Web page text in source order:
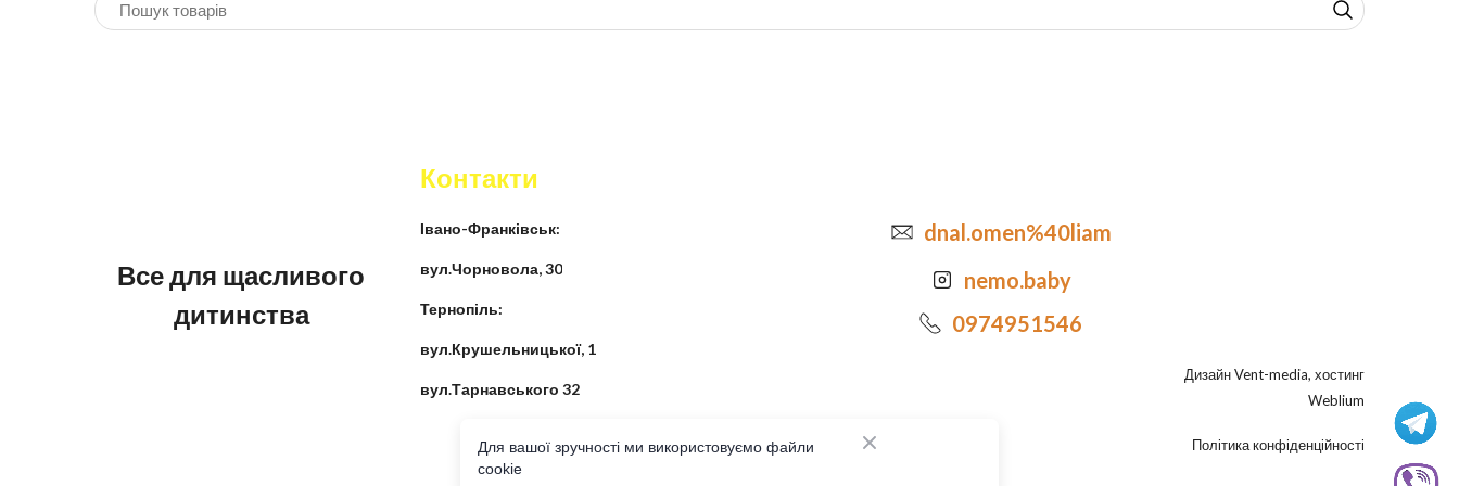
Все для щасливого
дитинства
Контакти
Івано-Франківськ:
вул.Чорновола, 30
Тернопіль:
вул.Крушельницької, 1
вул.Тарнавського 32
dnal.omen%40liam
nemo.baby
0974951546
ДизайнVent-media, хостинг
Weblium
Політика конфіденційності
Для вашої зручності ми використовуємо файли
cookie